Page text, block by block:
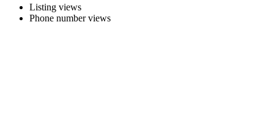
Listing views
Phone number views